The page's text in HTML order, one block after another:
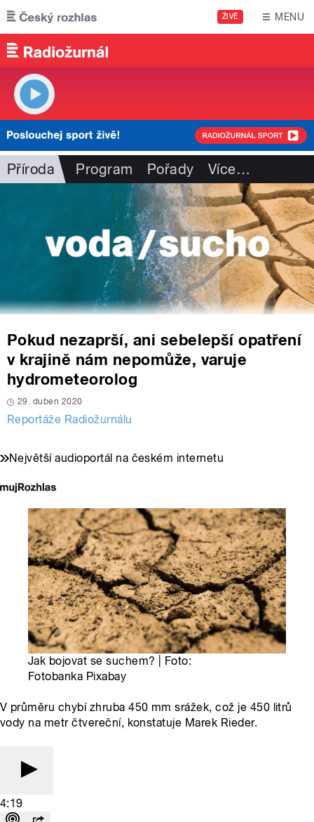
Přejít k hlavnímu obsahu
ŽIVĚ MENU
Příroda Program Pořady Více…
Pokud nezaprší, ani sebelepší opatření
v krajině nám nepomůže, varuje
hydrometeorolog
29. duben 2020
Reportáže Radiožurnálu
Největší audioportál na českém internetu
Jak bojovat se suchem? | Foto:
Fotobanka Pixabay
V průměru chybí zhruba 450 mm srážek, což je 450 litrů
vody na metr čtvereční, konstatuje Marek Rieder.
4:19